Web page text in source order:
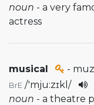
noun - a very
actress
musical -
BrE /'mju:zɪkl /
noun - a theatre